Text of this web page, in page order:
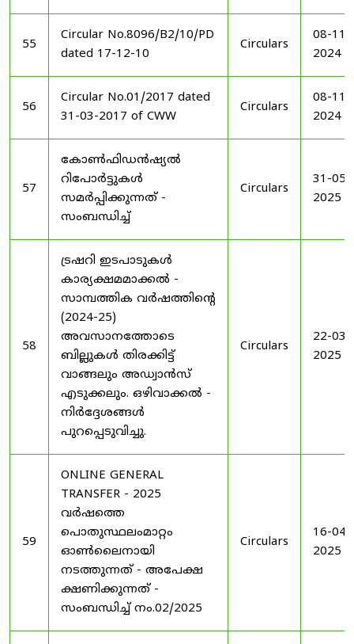
55
Circular No.8096/B2/10/PD
dated 17-12-10
Circulars
08-11-
2024
56
Circular No.01/2017 dated
31-03-2017 of CWW
Circulars
08-11-
2024
57
കോൺഫിഡൻഷ്യൽ
റിപോർട്ടുകൾ
സമർപ്പിക്കുന്നത് -
സംബന്ധിച്ച്
Circulars
31-05-
2025
58
ട്രഷറി ഇടപാടുകൾ
കാര്യക്ഷമമാക്കൽ -
സാമ്പത്തിക വർഷത്തിന്റെ
(2024-25)
അവസാനത്തോടെ
ബില്ലുകൾ തിരക്കിട്ട്
വാങ്ങലും അഡ്വാൻസ്
എടുക്കലും. ഒഴിവാക്കൽ -
നിർദ്ദേശങ്ങൾ
പുറപ്പെടുവിച്ചു.
Circulars
22-03-
2025
59
ONLINE GENERAL
TRANSFER - 2025
വർഷത്തെ
പൊതുസ്ഥലംമാറ്റം
ഓൺലൈനായി
നടത്തുന്നത് - അപേക്ഷ
ക്ഷണിക്കുന്നത് -
സംബന്ധിച്ച് നം.02/2025
Circulars
16-04-
2025